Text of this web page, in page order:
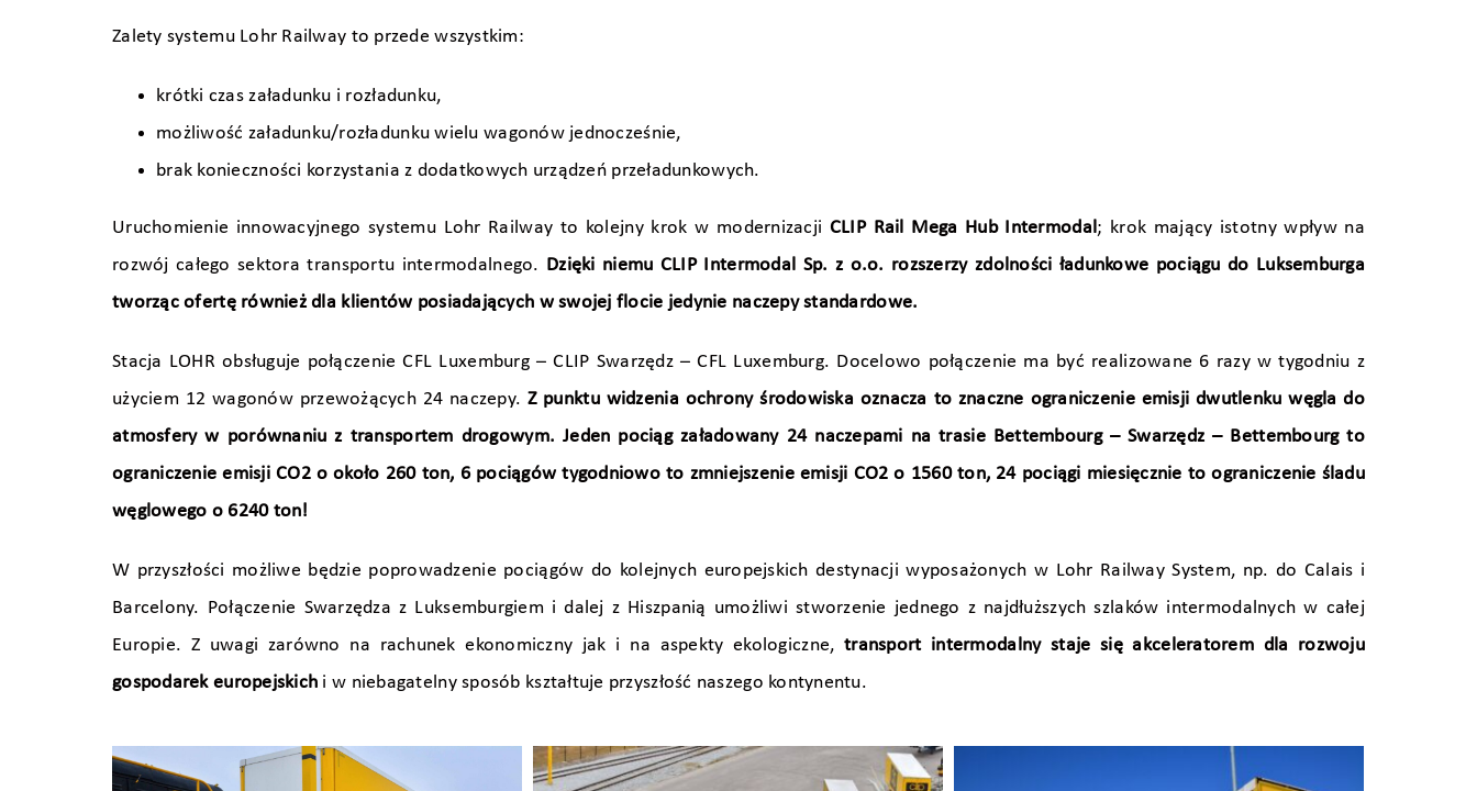
Zalety systemu Lohr Railway to przede wszystkim:
krótki czas załadunku i rozładunku,
możliwość załadunku/rozładunku wielu wagonów jednocześnie,
brak konieczności korzystania z dodatkowych urządzeń przeładunkowych.
Uruchomienie innowacyjnego systemu Lohr Railway to kolejny krok w modernizacji CLIP Rail Mega Hub Intermodal; krok mający istotny wpływ na
rozwój całego sektora transportu intermodalnego. Dzięki niemu CLIP Intermodal Sp. z o.o. rozszerzy zdolności ładunkowe pociągu do Luksemburga
tworząc ofertę również dla klientów posiadających w swojej flocie jedynie naczepy standardowe.
Stacja LOHR obsługuje połączenie CFL Luxemburg – CLIP Swarzędz – CFL Luxemburg. Docelowo połączenie ma być realizowane 6 razy w tygodniu z
użyciem 12 wagonów przewożących 24 naczepy.Z punktu widzenia ochrony środowiska oznacza to znaczne ograniczenie emisji dwutlenku węgla do
atmosfery w porównaniu z transportem drogowym. Jeden pociąg załadowany 24 naczepami na trasie Bettembourg – Swarzędz – Bettembourg to
ograniczenie emisji CO2 o około 260 ton, 6 pociągów tygodniowo to zmniejszenie emisji CO2 o 1560 ton, 24 pociągi miesięcznie to ograniczenie śladu
węglowego o 6240 ton!
W przyszłości możliwe będzie poprowadzenie pociągów do kolejnych europejskich destynacji wyposażonych w Lohr Railway System, np. do Calais i
Barcelony. Połączenie Swarzędza z Luksemburgiem i dalej z Hiszpanią umożliwi stworzenie jednego z najdłuższych szlaków intermodalnych w całej
Europie. Z uwagi zarówno na rachunek ekonomiczny jak i na aspekty ekologiczne, transport intermodalny staje się akceleratorem dla rozwoju
gospodarek europejskich i w niebagatelny sposób kształtuje przyszłość naszego kontynentu.